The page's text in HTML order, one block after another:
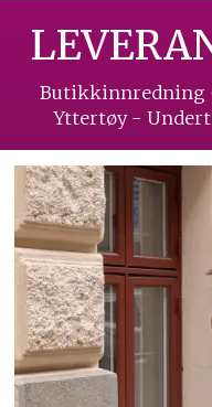
Butikkinnredning
Yttertøy -